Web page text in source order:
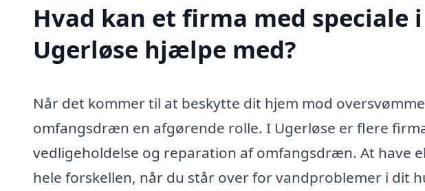
Hvad kan et firma med
Ugerløse hjælpe med?
Når det kommer til at beskytte dit hjem mod
omfangsdræn en afgørende rolle. I Ugerløse er flere
vedligeholdelse og reparation af omfangsdræn. At have
hele forskellen, når du står over for vandproblemer i dit